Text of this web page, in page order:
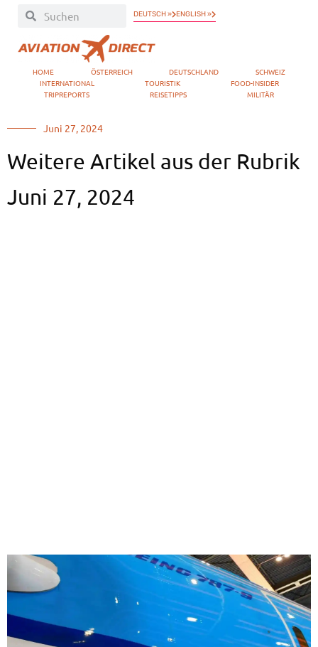
DEUTSCH » ENGLISH »
HOME ÖSTERREICH DEUTSCHLAND
SCHWEIZ
INTERNATIONAL
TOURISTIK
FOOD-INSIDER
TRIPREPORTS
REISETIPPS MILITÄR
Juni 27, 2024
Weitere Artikel aus der Rubrik
Juni 27, 2024